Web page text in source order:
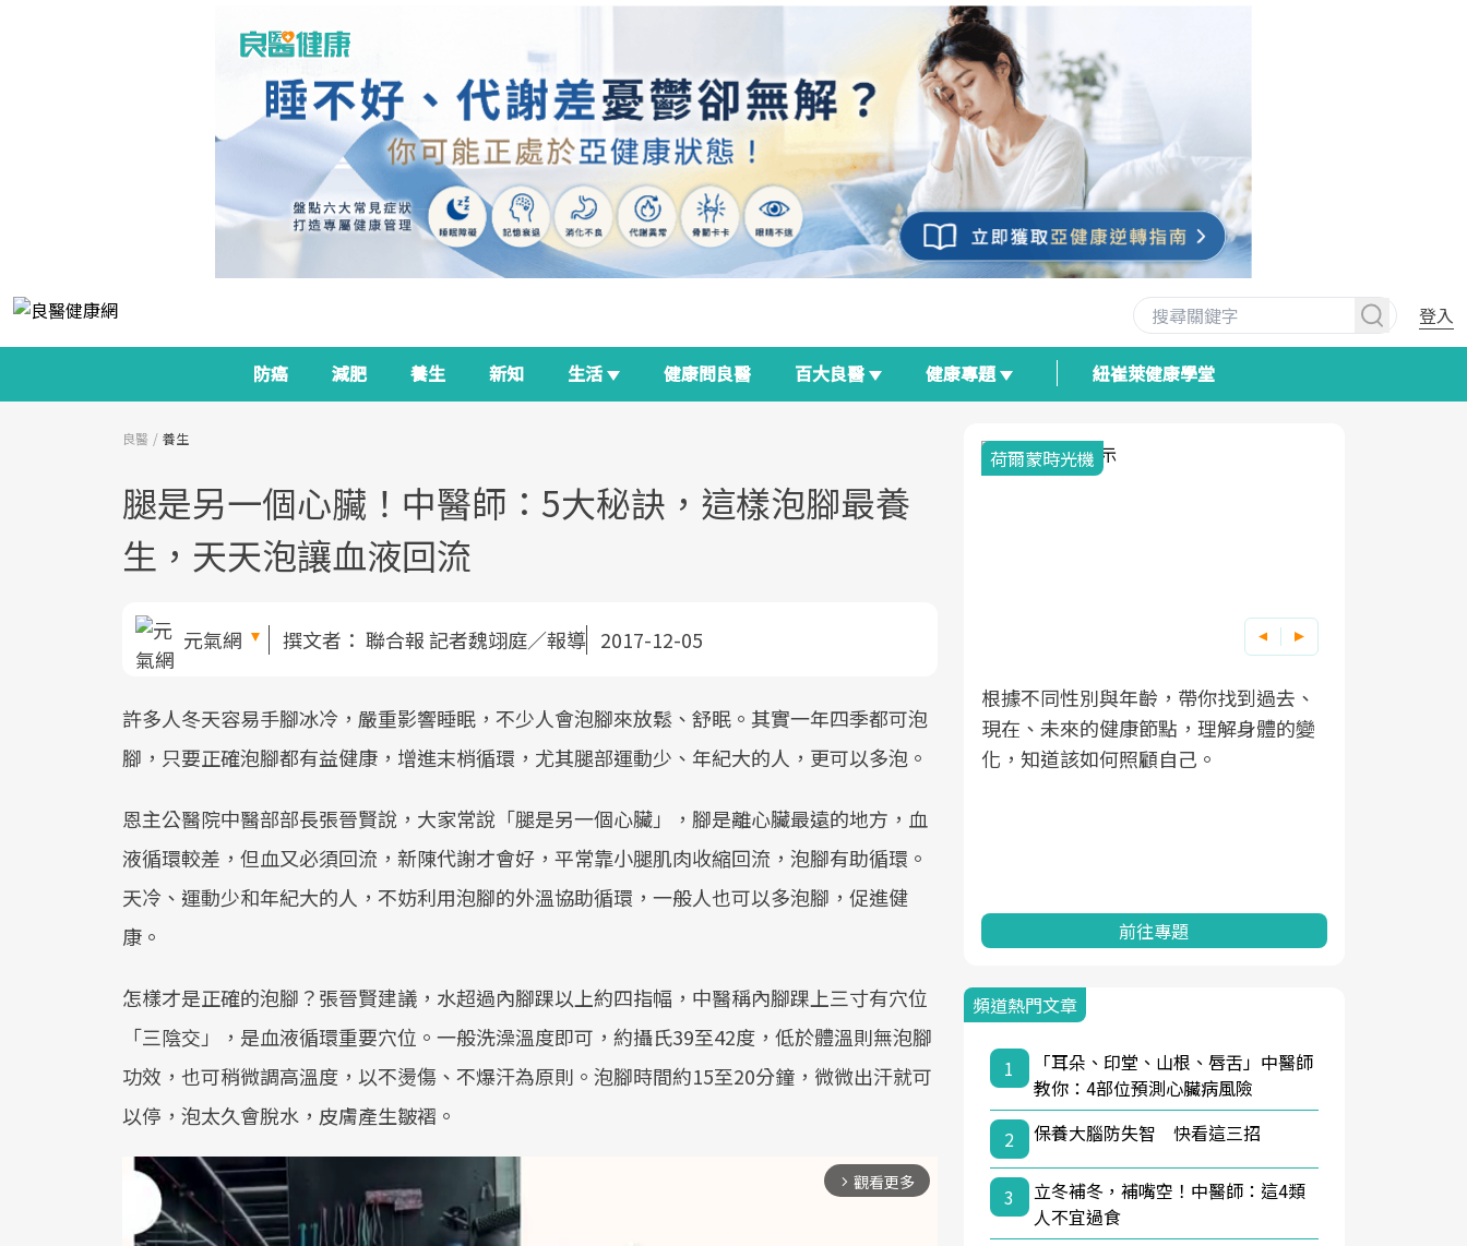
登入
防癌 減肥 養生 新知 生活 健康問良醫 百大良醫 健康專題 紐崔萊健康學堂
良醫 養生
腿是另一個心臟！中醫師：5大秘訣，這樣泡腳最養
生，天天泡讓血液回流
元氣網 撰文者： 聯合報 記者魏翊庭／報導 2017-12-05
許多人冬天容易手腳冰冷，嚴重影響睡眠，不少人會泡腳來放鬆、舒眠。其實一年四季都可泡
腳，只要正確泡腳都有益健康，增進末梢循環，尤其腿部運動少、年紀大的人，更可以多泡。
恩主公醫院中醫部部長張晉賢說，大家常說「腿是另一個心臟」，腳是離心臟最遠的地方，血
液循環較差，但血又必須回流，新陳代謝才會好，平常靠小腿肌肉收縮回流，泡腳有助循環。
天冷、運動少和年紀大的人，不妨利用泡腳的外溫協助循環，一般人也可以多泡腳，促進健
康。
怎樣才是正確的泡腳？張晉賢建議，水超過內腳踝以上約四指幅，中醫稱內腳踝上三寸有穴位
「三陰交」，是血液循環重要穴位。一般洗澡溫度即可，約攝氏39至42度，低於體溫則無泡腳
功效，也可稍微調高溫度，以不燙傷、不爆汗為原則。泡腳時間約15至20分鐘，微微出汗就可
以停，泡太久會脫水，皮膚產生皺褶。
arrow_forward_ios 觀看更多
邁向「健康照護」的新時代。隨著國家
政策如「健康台灣推動委員會」與「長
關注的核心議題。然而，健檢不只是醫
療院所的服務，更是民眾了解自身健康
健康新生活」，從講座、體驗到運動，
全面啟動你的健康革命！
發，透過醫學觀點與日常感受的對話，
建立對亞健康的認知，進而引導實際的
荷爾蒙時光機
根據不同性別與年齡，帶你找到過去、
現在、未來的健康節點，理解身體的變
化，知道該如何照顧自己。
前往專題
頻道熱門文章
1
「耳朵、印堂、山根、唇舌」中醫師
教你：4部位預測心臟病風險
2
保養大腦防失智 快看這三招
3
立冬補冬，補嘴空！中醫師：這4類
人不宜過食